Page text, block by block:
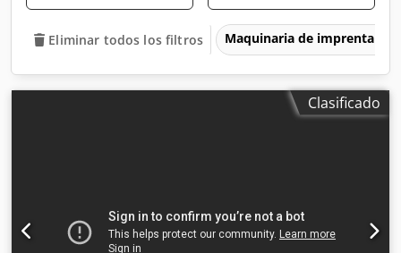
Eliminar todos los filtros Maquinaria de imprenta y
Clasificado